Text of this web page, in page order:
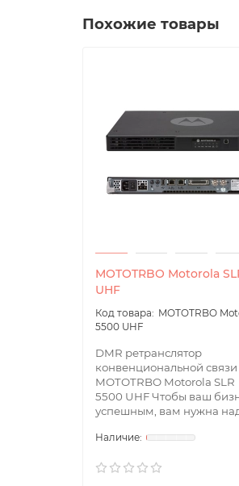
Похожие товары
MOTOTRBO Motorola
UHF
MOTOTRBO
5500 UHF
DMR ретранслятор
конвенциональной связи
MOTOTRBO Motorola SLR
5500 UHF Чтобы ваш
успешным, вам нужна